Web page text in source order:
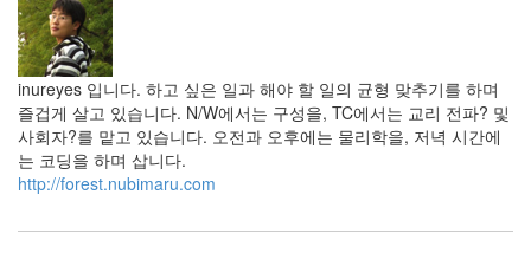
inureyes 입니다. 하고 싶은 일과 해야 할 일의 균형 맞추기를 하며
즐겁게 살고 있습니다. N/W에서는 구성을, TC에서는 교리 전파? 및
사회자?를 맡고 있습니다. 오전과 오후에는 물리학을, 저녁 시간에
는 코딩을 하며 삽니다.
http://forest.nubimaru.com